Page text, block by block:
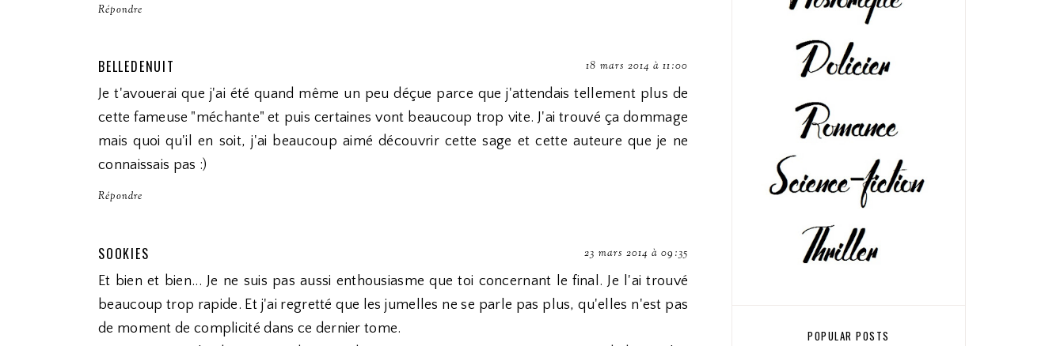
Répondre
BELLEDENUIT 18 mars 2014 à 11:00
Je t'avouerai que j'ai été quand même un peu déçue parce que j'attendais tellement plus de
cette fameuse "méchante" et puis certaines vont beaucoup trop vite. J'ai trouvé ça dommage
mais quoi qu'il en soit, j'ai beaucoup aimé découvrir cette sage et cette auteure que je ne
connaissais pas :)
Répondre
SOOKIES 23 mars 2014 à 09:35
Et bien et bien... Je ne suis pas aussi enthousiasme que toi concernant le final. Je l'ai trouvé
beaucoup trop rapide. Et j'ai regretté que les jumelles ne se parle pas plus, qu'elles n'est pas
de moment de complicité dans ce dernier tome.
POPULAR POSTS